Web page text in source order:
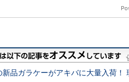
新品ガラケーがアキバに大量入荷！